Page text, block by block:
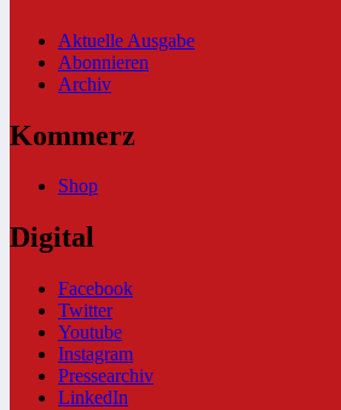
Aktuelle Ausgabe
Abonnieren
Archiv
Kommerz
Shop
Digital
Facebook
Twitter
Youtube
Instagram
Pressearchiv
LinkedIn